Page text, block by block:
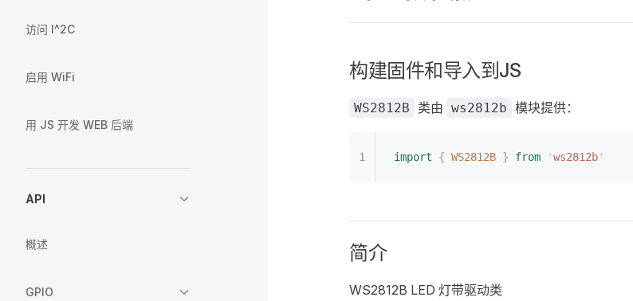
访问 I^2C
启用 WiFi
用 JS 开发 WEB 后端
API
概述
GPIO
构建固件和导入到JS
WS2812B 类由 ws2812b 模块提供：
import { WS2812B } from 'ws2812b'
简介
WS2812B LED 灯带驱动类